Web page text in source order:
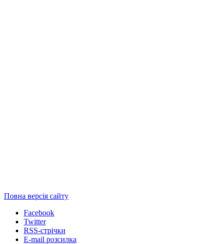
Повна версія сайту
Facebook
Twitter
RSS-стрічки
E-mail розсилка